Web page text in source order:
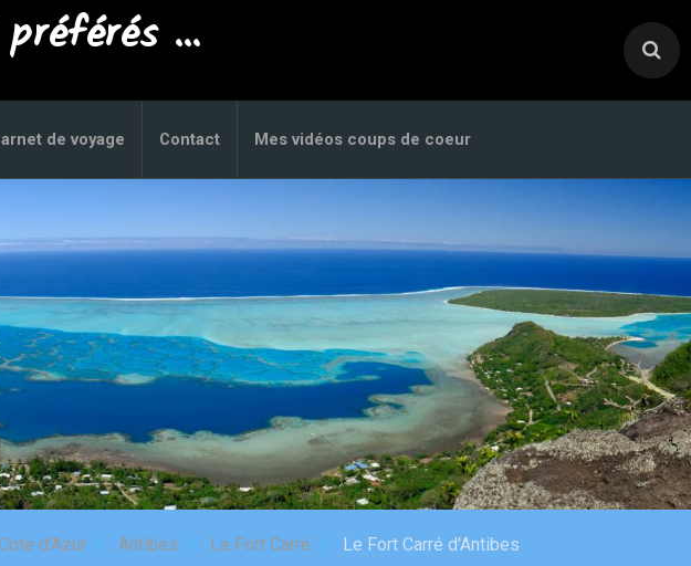
...
de voyage Contact Mes vidéos coups de coeur
d'Azur Antibes Le Fort Carré Le Fort Carré d'Antibes